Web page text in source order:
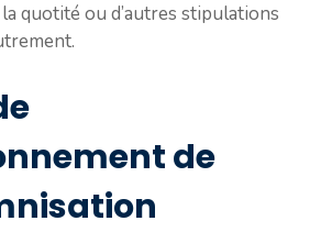
la quotité ou d’autres stipulations
de